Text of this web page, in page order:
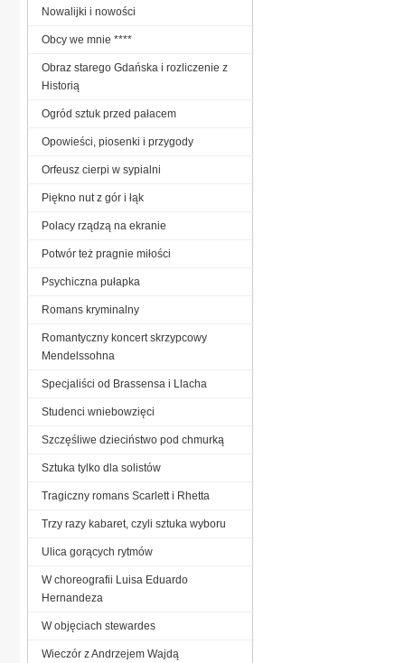
Nowalijki i nowości
Obcy we mnie ****
Obraz starego Gdańska i rozliczenie z
Historią
Ogród sztuk przed pałacem
Opowieści, piosenki i przygody
Orfeusz cierpi w sypialni
Piękno nut z gór i łąk
Polacy rządzą na ekranie
Potwór też pragnie miłości
Psychiczna pułapka
Romans kryminalny
Romantyczny koncert skrzypcowy
Mendelssohna
Specjaliści od Brassensa i Llacha
Studenci wniebowzięci
Szczęśliwe dzieciństwo pod chmurką
Sztuka tylko dla solistów
Tragiczny romans Scarlett i Rhetta
Trzy razy kabaret, czyli sztuka wyboru
Ulica gorących rytmów
W choreografii Luisa Eduardo
Hernandeza
W objęciach stewardes
Wieczór z Andrzejem Wajdą